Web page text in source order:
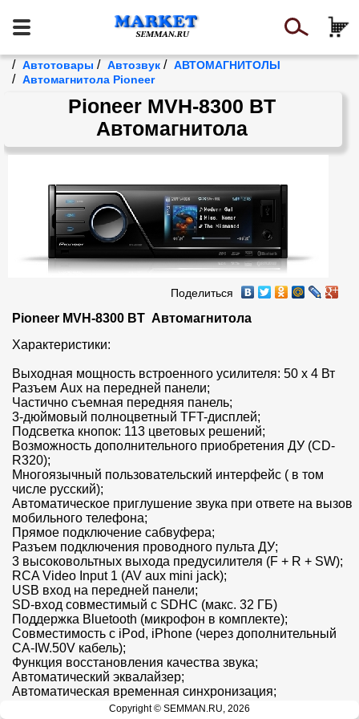
/ Автотовары / Автозвук / АВТОМАГНИТОЛЫ
/ Автомагнитола Pioneer
Pioneer MVH-8300 BT
Автомагнитола
Поделиться
Pioneer MVH-8300 BT  Автомагнитола
Характеристики:
Выходная мощность встроенного усилителя: 50 х 4 Вт
Разъем Aux на передней панели;
Частично съемная передняя панель;
3-дюймовый полноцветный TFT-дисплей;
Подсветка кнопок: 113 цветовых решений;
Возможность дополнительного приобретения ДУ (CD-
R320);
Многоязычный пользовательский интерфейс ( в том
числе русский);
Автоматическое приглушение звука при ответе на вызов
мобильного телефона;
Прямое подключение сабвуфера;
Разъем подключения проводного пульта ДУ;
3 высоковольтных выхода предусилителя (F + R + SW);
RCA Video Input 1 (AV aux mini jack);
USB вход на передней панели;
SD-вход совместимый с SDHC (макс. 32 ГБ)
Поддержка Bluetooth (микрофон в комплекте);
Совместимость с iPod, iPhone (через дополнительный
CA-IW.50V кабель);
Функция восстановления качества звука;
Автоматический эквалайзер;
Автоматическая временная синхронизация;
Графический 8-полосный эквалайзер с 7
Copyright © SEMMAN.RU, 2026